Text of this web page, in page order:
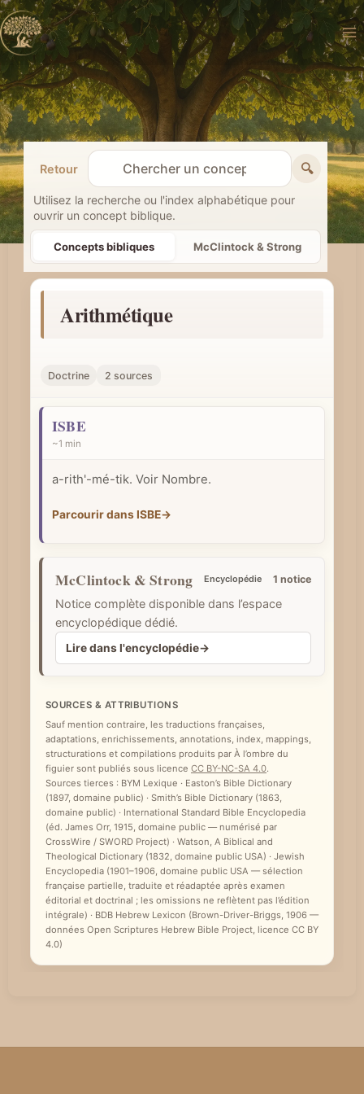
Aller
au
contenu
Retour
R
e
c
h
e
c
r
n
t
i
l
q
u
e
🔍
Utilisez la recherche ou l'index alphabétique pour
ouvrir un concept biblique.
Concepts bibliques McClintock & Strong
Arithmétique
Doctrine 2 sources
ISBE
~1 min
a-rith'-mé-tik. Voir Nombre.
Parcourir dans ISBE→
McClintock & Strong Encyclopédie 1 notice
Notice complète disponible dans l’espace
encyclopédique dédié.
Lire dans l'encyclopédie→
SOURCES & ATTRIBUTIONS
Sauf mention contraire, les traductions françaises,
adaptations, enrichissements, annotations, index, mappings,
structurations et compilations produits par À l’ombre du
figuier sont publiés sous licence CC BY-NC-SA 4.0.
Sources tierces : BYM Lexique · Easton’s Bible Dictionary
(1897, domaine public) · Smith’s Bible Dictionary (1863,
domaine public) · International Standard Bible Encyclopedia
(éd. James Orr, 1915, domaine public — numérisé par
CrossWire / SWORD Project) · Watson, A Biblical and
Theological Dictionary (1832, domaine public USA) · Jewish
Encyclopedia (1901–1906, domaine public USA — sélection
française partielle, traduite et réadaptée après examen
éditorial et doctrinal ; les omissions ne reflètent pas l’édition
intégrale) · BDB Hebrew Lexicon (Brown-Driver-Briggs, 1906 —
données Open Scriptures Hebrew Bible Project, licence CC BY
4.0)